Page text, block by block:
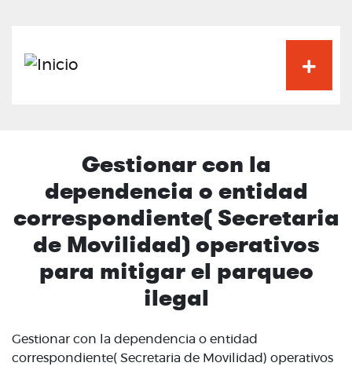
Gestionar con la
dependencia o entidad
correspondiente( Secretaria
de Movilidad) operativos
para mitigar el parqueo
ilegal
Gestionar con la dependencia o entidad
correspondiente( Secretaria de Movilidad) operativos